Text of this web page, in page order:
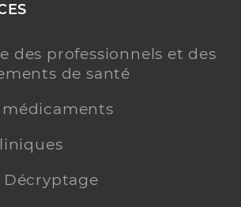
des professionnels et des
de santé
médicaments
Décryptage